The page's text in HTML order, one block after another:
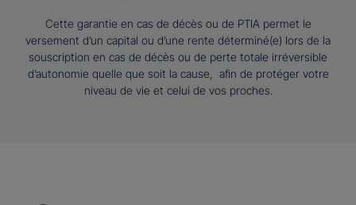
Cette garantie en cas de décès ou de PTIA permet le
versement d’un capital ou d’une rente déterminé(e) lors de la
souscription en cas de décès ou de perte totale irréversible
d’autonomie quelle que soit la cause, afin de protéger votre
niveau de vie et celui de vos proches.